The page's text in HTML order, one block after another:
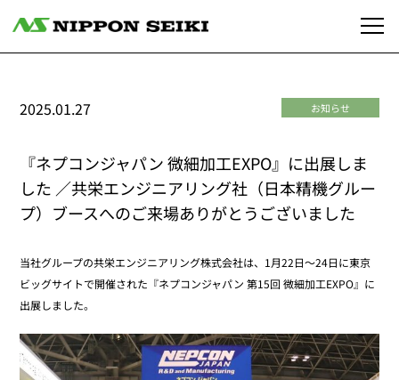
お知らせ
2025.01.27
『ネプコンジャパン 微細加工EXPO』に出展しま
した ／共栄エンジニアリング社（日本精機グルー
プ）ブースへのご来場ありがとうございました
当社グループの共栄エンジニアリング株式会社は、1月22日～24日に東京
ビッグサイトで開催された『ネプコンジャパン 第15回 微細加工EXPO』に
出展しました。